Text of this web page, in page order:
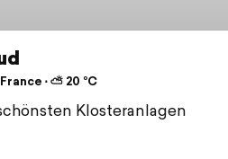
⋅ ⛅ 20 °C
Klosteranlagen